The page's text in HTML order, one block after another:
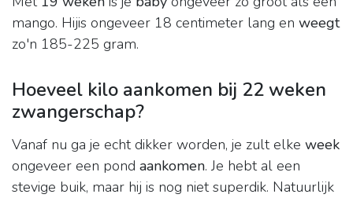
mango. Hijis ongeveer 18 centimeter lang en weegt
zo'n 185-225 gram.
Hoeveel kilo aankomen bij 22 weken
zwangerschap?
Vanaf nu ga je echt dikker worden, je zult elke week
ongeveer een pond aankomen. Je hebt al een
stevige buik, maar hij is nog niet superdik. Natuurlijk